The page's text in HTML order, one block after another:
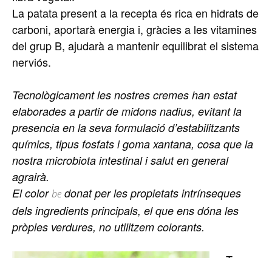
La patata present a la recepta és rica en hidrats de
carboni, aportarà energia i, gràcies a les vitamines
del grup B, ajudarà a mantenir equilibrat el sistema
nerviós.
Tecnològicament les nostres cremes han estat
elaborades a partir de midons nadius, evitant la
presencia en la seva formulació d’estabilitzants
químics, tipus fosfats i goma xantana, cosa que la
nostra microbiota intestinal i salut en general
agrairà.
El colorbe donat per les propietats intrínseques
dels ingredients principals, el que ens dóna les
pròpies verdures, no utilitzem colorants.